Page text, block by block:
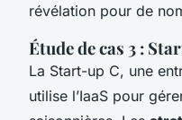
révélation pour de
Étude de cas 3 :
La Start-up C, une
utilise l’IaaS pour